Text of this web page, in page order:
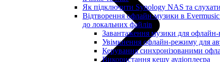
Як підключити Synology NAS та
Відтворення офлайн-музики в
до локальних файлів
Завантаження музики для офлайн-
Увімкнення офлайн-режиму для
Керування синхронізованими
Використання кешу аудіоплеєра